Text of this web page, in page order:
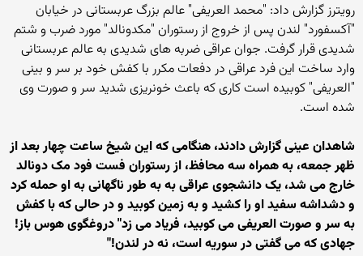
رویترز گزارش داد: "محمد العریفی" عالم بزرگ عربستانی در خیابان
"آکسفورد" لندن پس از خروج از رستوران "مکدونالد" مورد ضرب و شتم
شدیدی قرار گرفت. جوان عراقی ضربه های شدیدی به عالم عربستانی
وارد ساخت این فرد عراقی در دفعات مکرر با کفش خود بر سر و بینی
"العریفی" کوبیده است کاری که باعث خونریزی شدید سر و صورت وی
شده است.
شاهدان عینی گزارش دادند، هنگامی که این شیخ ساعت چهار بعد از
ظهر جمعه، به همراه سه محافظ، از رستوران فست فود مک دونالد
خارج می شد، یک دانشجوی عراقی به به طور ناگهانی به او حمله کرد
و دشداشه سفید او را کشید و به زمین کوبید و در حالی که با کفش
به سر و صورت العریفی می کوبید، فریاد می زد" دروغگوی هوس باز!
جهادی که می گفتی در سوریه است، نه در لندن!"